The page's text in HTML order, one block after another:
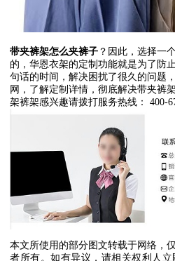
带夹裤架怎么夹裤子 ？因此，选择一
的，华恩衣架的定制功能就是为了防
句话的时间，解决困扰了很久的问题
网，了解定制详情，彻底解决带夹裤
架裤架感兴趣请拨打服务热线：
400-
本文所使用的部分图文转载于网络，
者所有。如有异议，请相关权利人